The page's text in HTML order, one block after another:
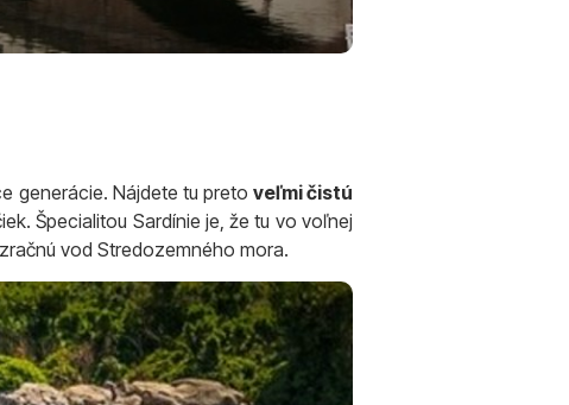
generácie. Nájdete tu preto veľmi čistú
Špecialitou Sardínie je, že tu vo voľnej
vod Stredozemného mora.